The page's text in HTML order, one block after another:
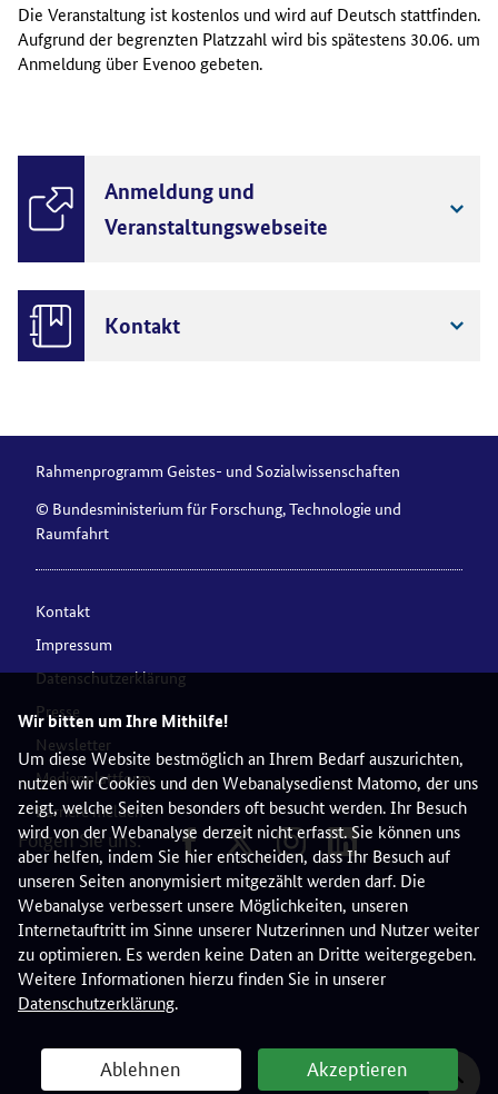
Wir bitten um Ihre Mithilfe!
Um diese Website bestmöglich an Ihrem Bedarf auszurichten,
nutzen wir Cookies und den Webanalysedienst Matomo, der uns
zeigt, welche Seiten besonders oft besucht werden. Ihr Besuch
wird von der Webanalyse derzeit nicht erfasst. Sie können uns
aber helfen, indem Sie hier entscheiden, dass Ihr Besuch auf
unseren Seiten anonymisiert mitgezählt werden darf. Die
Webanalyse verbessert unsere Möglichkeiten, unseren
Internetauftritt im Sinne unserer Nutzerinnen und Nutzer weiter
zu optimieren. Es werden keine Daten an Dritte weitergegeben.
Weitere Informationen hierzu finden Sie in unserer
Datenschutzerklärung.
Ablehnen Akzeptieren
Die Veranstaltung ist kostenlos und wird auf Deutsch stattfinden.
Aufgrund der begrenzten Platzzahl wird bis spätestens 30.06. um
Anmeldung über Evenoo gebeten.
Anmeldung und
Veranstaltungswebseite
Kontakt
Rahmenprogramm Geistes- und Sozialwissenschaften
© Bundesministerium für Forschung, Technologie und
Raumfahrt
Kontakt
Impressum
Datenschutzerklärung
Presse
Newsletter
Medienplattform
Barriere melden
Folgen Sie uns: